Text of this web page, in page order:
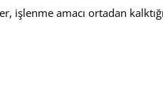
işlenme amacı ortadan